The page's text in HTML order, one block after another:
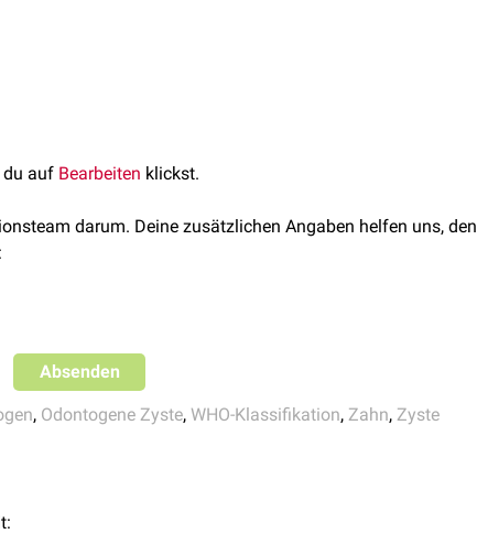
sich am unteren ersten oder zweiten Molaren.
– ein Update
Journal of Oral Pathology and Medicine, 2004
du auf Bearbeiten klickst.
darum. Deine zusätzlichen Angaben helfen uns, den
Absenden
, Odontogene Zyste, WHO-Klassifikation, Zahn, Zyste